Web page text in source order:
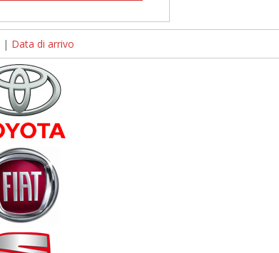
| Data di arrivo